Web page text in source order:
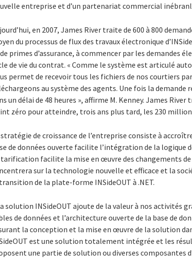
entreprise et d’un partenariat commercial
en 2007, James River traite de 600 à 800
du processus de flux des travaux électronique
primes d’assurance, à commencer par les
de vie du contrat. « Comme le système est articulé
permet de recevoir tous les fichiers de nos courtiers
au système des agents. Une fois la
un délai de 48 heures », affirme M. Kenney. James
zéro pour atteindre, trois ans plus tard, les 230
stratégie de croissance de l’entreprise consiste à
de données ouverte facilite l’intégration de la logique
facilite la mise en œuvre des changements de
sur la technologie nouvelle et efficace et la
de la plate-forme INSideOUT à .NET.
solution INSideOUT ajoute de la valeur à nos activités
de données et l’architecture ouverte de la base de
la conception et la mise en œuvre de la solution
est une solution totalement intégrée et les
une partie de solution ou diverses composantes